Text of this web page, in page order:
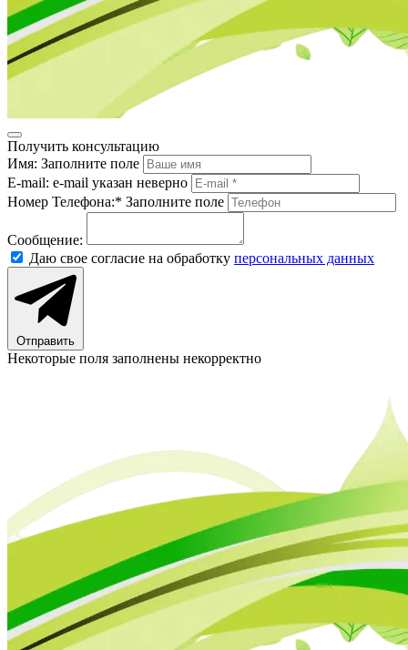
Получить консультацию
Имя: Заполните поле
E-mail: e-mail указан неверно
Номер Телефона:* Заполните поле
Сообщение:
Даю свое согласие на обработку персональных данных
Отправить
Некоторые поля заполнены некорректно